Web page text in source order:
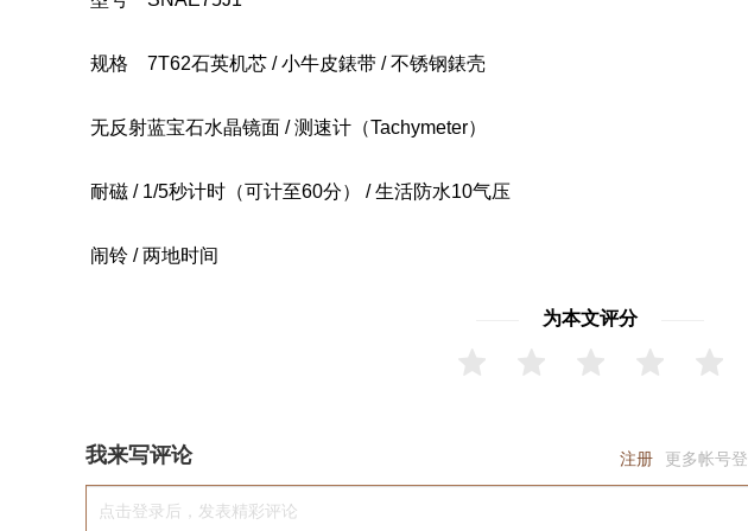
规格 7T62石英机芯 / 小牛皮錶带 / 不锈钢錶壳
无反射蓝宝石水晶镜面 / 测速计（Tachymeter）
耐磁 / 1/5秒计时（可计至60分） / 生活防水10气压
闹铃 / 两地时间
为本文评分
我来写评论 注册 更多帐号登
点击登录后，发表精彩评论